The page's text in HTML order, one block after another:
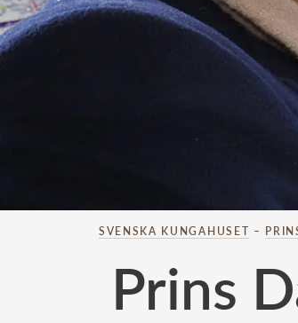
SVENSKA KUNGAHUSET –
Prins